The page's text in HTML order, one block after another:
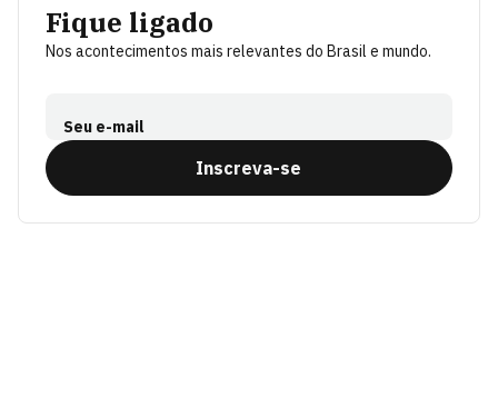
Fique ligado
Nos acontecimentos mais relevantes do Brasil e mundo.
Seu e-mail
Inscreva-se